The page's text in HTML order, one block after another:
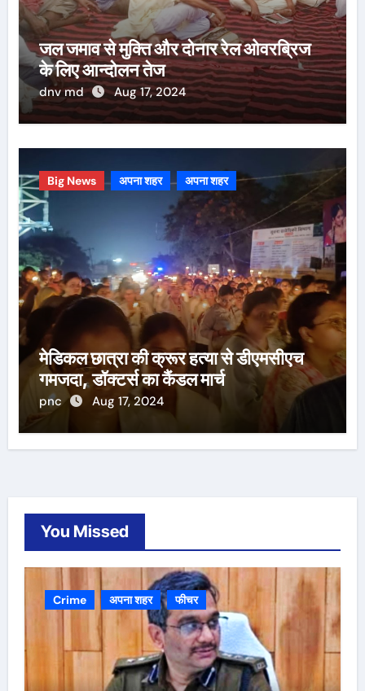
जल जमाव से मुक्ति और दोनार रेल ओवरब्रिज
के लिए आन्दोलन तेज
dnv md Aug 17, 2024
Big News अपना शहर अपना शहर
मेडिकल छात्रा की क्रूर हत्या से डीएमसीएच
गमजदा, डॉक्टर्स का कैंडल मार्च
pnc Aug 17, 2024
You Missed
Crime अपना शहर फीचर